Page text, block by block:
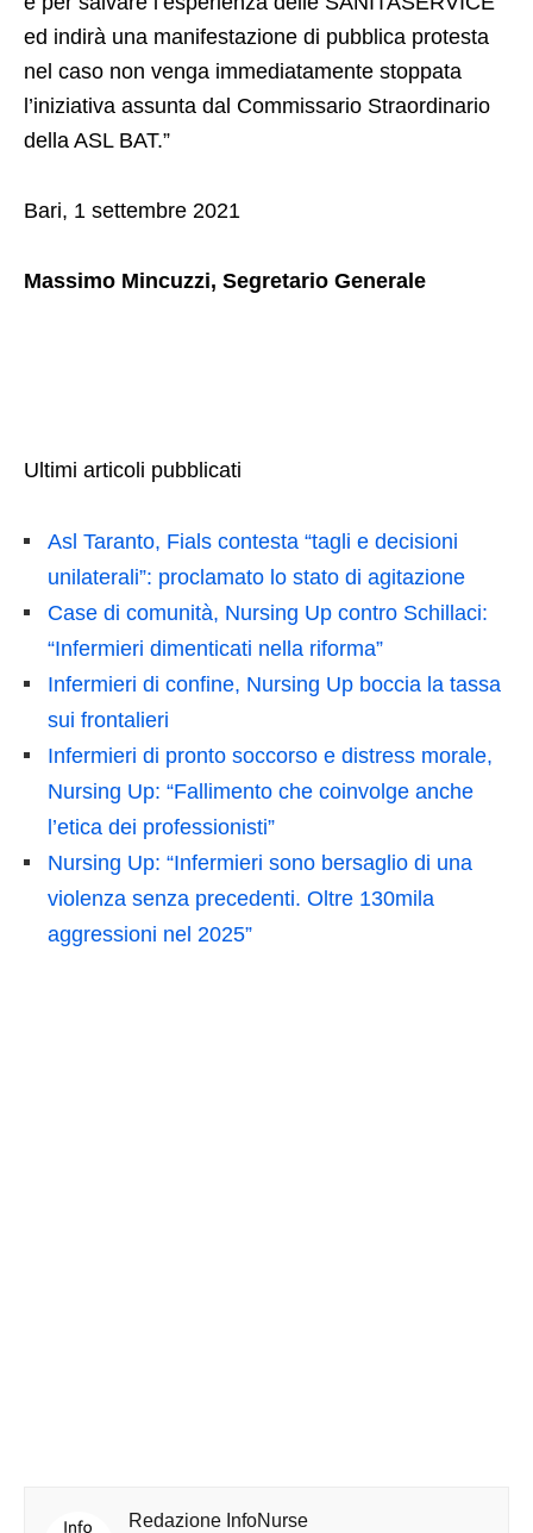
ed indirà una manifestazione di pubblica protesta
nel caso non venga immediatamente stoppata
l’iniziativa assunta dal Commissario Straordinario
della ASL BAT.”
Bari, 1 settembre 2021
Massimo Mincuzzi, Segretario Generale
Ultimi articoli pubblicati
Asl Taranto, Fials contesta “tagli e decisioni
unilaterali”: proclamato lo stato di agitazione
Case di comunità, Nursing Up contro Schillaci:
“Infermieri dimenticati nella riforma”
Infermieri di confine, Nursing Up boccia la tassa
sui frontalieri
Infermieri di pronto soccorso e distress morale,
Nursing Up: “Fallimento che coinvolge anche
l’etica dei professionisti”
Nursing Up: “Infermieri sono bersaglio di una
violenza senza precedenti. Oltre 130mila
aggressioni nel 2025”
Redazione InfoNurse